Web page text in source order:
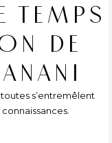
TEMPS
DE
s’entremêlent